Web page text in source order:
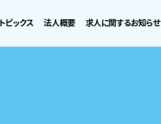
トピックス 法人概要 求人に関するお知らせ